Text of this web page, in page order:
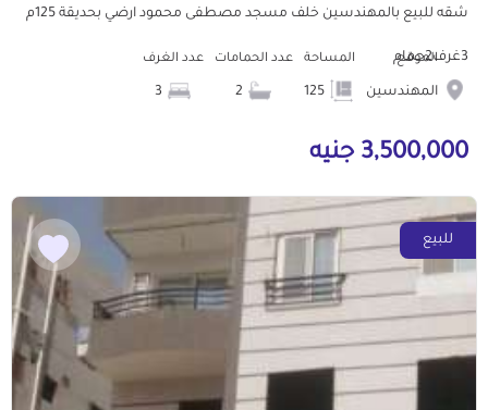
شقه للبيع بالمهندسين خلف مسجد مصطفى محمود ارضي بحديقة 125م
3غرف2حمام الموقع
المهندسين
المساحة عدد الحمامات عدد الغرف
3,500,000 جنيه
للبيع